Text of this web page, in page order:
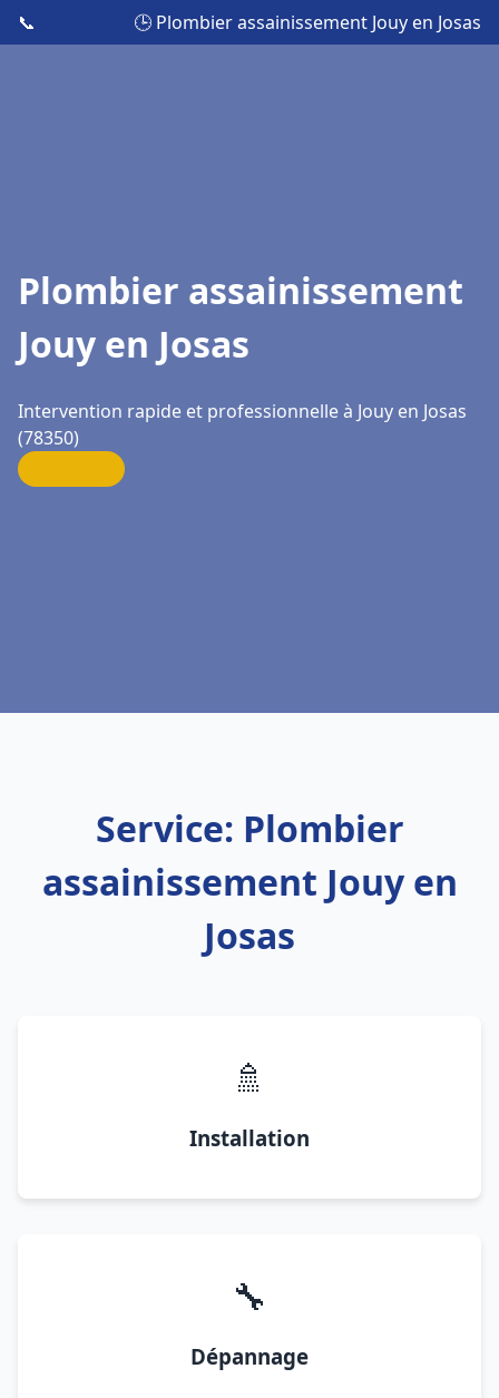
📞 🕒 Plombier assainissement Jouy en Josas
Plombier assainissement
Jouy en Josas
Intervention rapide et professionnelle à Jouy en Josas
(78350)
Service: Plombier
assainissement Jouy en
Josas
🚿
Installation
🔧
Dépannage